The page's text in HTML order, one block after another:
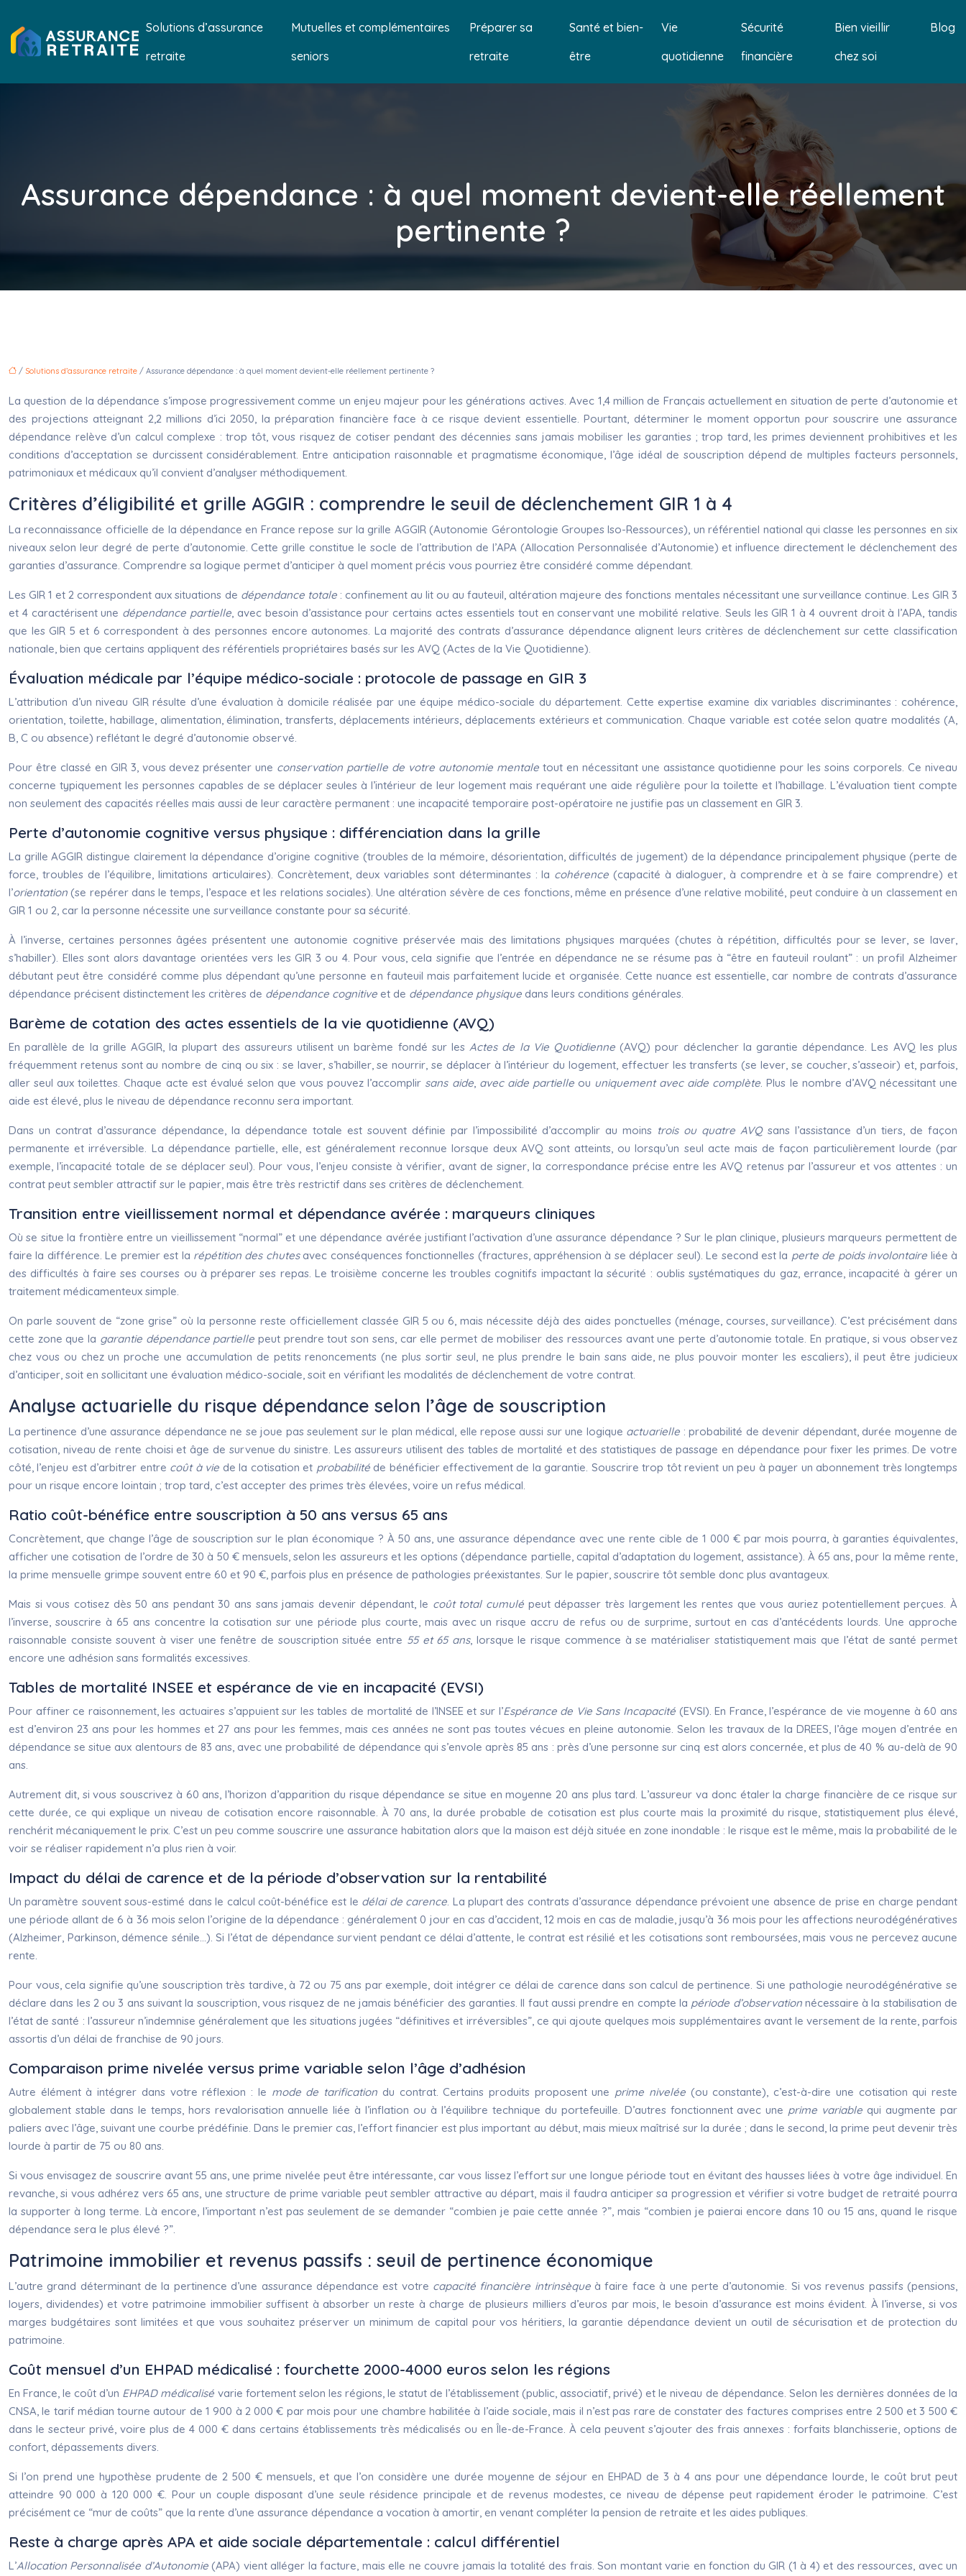
Solutions d’assurance
retraite
Mutuelles et complémentaires
seniors
Préparer sa
retraite
Santé et bien-
être
Vie
quotidienne
Sécurité
financière
Bien vieillir
chez soi
Blog
Assurance dépendance : à quel moment devient-elle réellement
pertinente ?
/ Solutions d’assurance retraite / Assurance dépendance : à quel moment devient-elle réellement pertinente ?
La question de la dépendance s’impose progressivement comme un enjeu majeur pour les générations actives. Avec 1,4 million de Français actuellement en situation de perte d’autonomie et
des projections atteignant 2,2 millions d’ici 2050, la préparation financière face à ce risque devient essentielle. Pourtant, déterminer le moment opportun pour souscrire une assurance
dépendance relève d’un calcul complexe : trop tôt, vous risquez de cotiser pendant des décennies sans jamais mobiliser les garanties ; trop tard, les primes deviennent prohibitives et les
conditions d’acceptation se durcissent considérablement. Entre anticipation raisonnable et pragmatisme économique, l’âge idéal de souscription dépend de multiples facteurs personnels,
patrimoniaux et médicaux qu’il convient d’analyser méthodiquement.
Critères d’éligibilité et grille AGGIR : comprendre le seuil de déclenchement GIR 1 à 4
La reconnaissance officielle de la dépendance en France repose sur la grille AGGIR (Autonomie Gérontologie Groupes Iso-Ressources), un référentiel national qui classe les personnes en six
niveaux selon leur degré de perte d’autonomie. Cette grille constitue le socle de l’attribution de l’APA (Allocation Personnalisée d’Autonomie) et influence directement le déclenchement des
garanties d’assurance. Comprendre sa logique permet d’anticiper à quel moment précis vous pourriez être considéré comme dépendant.
Les GIR 1 et 2 correspondent aux situations de dépendance totale: confinement au lit ou au fauteuil, altération majeure des fonctions mentales nécessitant une surveillance continue. Les GIR 3
et 4 caractérisent une dépendance partielle, avec besoin d’assistance pour certains actes essentiels tout en conservant une mobilité relative. Seuls les GIR 1 à 4 ouvrent droit à l’APA, tandis
que les GIR 5 et 6 correspondent à des personnes encore autonomes. La majorité des contrats d’assurance dépendance alignent leurs critères de déclenchement sur cette classification
nationale, bien que certains appliquent des référentiels propriétaires basés sur les AVQ (Actes de la Vie Quotidienne).
Évaluation médicale par l’équipe médico-sociale : protocole de passage en GIR 3
L’attribution d’un niveau GIR résulte d’une évaluation à domicile réalisée par une équipe médico-sociale du département. Cette expertise examine dix variables discriminantes : cohérence,
orientation, toilette, habillage, alimentation, élimination, transferts, déplacements intérieurs, déplacements extérieurs et communication. Chaque variable est cotée selon quatre modalités (A,
B, C ou absence) reflétant le degré d’autonomie observé.
Pour être classé en GIR 3, vous devez présenter une conservation partielle de votre autonomie mentaletout en nécessitant une assistance quotidienne pour les soins corporels. Ce niveau
concerne typiquement les personnes capables de se déplacer seules à l’intérieur de leur logement mais requérant une aide régulière pour la toilette et l’habillage. L’évaluation tient compte
non seulement des capacités réelles mais aussi de leur caractère permanent : une incapacité temporaire post-opératoire ne justifie pas un classement en GIR 3.
Perte d’autonomie cognitive versus physique : différenciation dans la grille
La grille AGGIR distingue clairement la dépendance d’origine cognitive (troubles de la mémoire, désorientation, difficultés de jugement) de la dépendance principalement physique (perte de
force, troubles de l’équilibre, limitations articulaires). Concrètement, deux variables sont déterminantes : la cohérence (capacité à dialoguer, à comprendre et à se faire comprendre) et
l’orientation (se repérer dans le temps, l’espace et les relations sociales). Une altération sévère de ces fonctions, même en présence d’une relative mobilité, peut conduire à un classement en
GIR 1 ou 2, car la personne nécessite une surveillance constante pour sa sécurité.
À l’inverse, certaines personnes âgées présentent une autonomie cognitive préservée mais des limitations physiques marquées (chutes à répétition, difficultés pour se lever, se laver,
s’habiller). Elles sont alors davantage orientées vers les GIR 3 ou 4. Pour vous, cela signifie que l’entrée en dépendance ne se résume pas à “être en fauteuil roulant” : un profil Alzheimer
débutant peut être considéré comme plus dépendant qu’une personne en fauteuil mais parfaitement lucide et organisée. Cette nuance est essentielle, car nombre de contrats d’assurance
dépendance précisent distinctement les critères de dépendance cognitive et de dépendance physique dans leurs conditions générales.
Barème de cotation des actes essentiels de la vie quotidienne (AVQ)
En parallèle de la grille AGGIR, la plupart des assureurs utilisent un barème fondé sur lesActes de la Vie Quotidienne (AVQ) pour déclencher la garantie dépendance. Les AVQ les plus
fréquemment retenus sont au nombre de cinq ou six : se laver, s’habiller, se nourrir, se déplacer à l’intérieur du logement, effectuer les transferts (se lever, se coucher, s’asseoir) et, parfois,
aller seul aux toilettes. Chaque acte est évalué selon que vous pouvez l’accomplir sans aide, avec aide partielleou uniquement avec aide complète. Plus le nombre d’AVQ nécessitant une
aide est élevé, plus le niveau de dépendance reconnu sera important.
Dans un contrat d’assurance dépendance, la dépendance totale est souvent définie par l’impossibilité d’accomplir au moins trois ou quatre AVQsans l’assistance d’un tiers, de façon
permanente et irréversible. La dépendance partielle, elle, est généralement reconnue lorsque deux AVQ sont atteints, ou lorsqu’un seul acte mais de façon particulièrement lourde (par
exemple, l’incapacité totale de se déplacer seul). Pour vous, l’enjeu consiste à vérifier, avant de signer, la correspondance précise entre les AVQ retenus par l’assureur et vos attentes : un
contrat peut sembler attractif sur le papier, mais être très restrictif dans ses critères de déclenchement.
Transition entre vieillissement normal et dépendance avérée : marqueurs cliniques
Où se situe la frontière entre un vieillissement “normal” et une dépendance avérée justifiant l’activation d’une assurance dépendance ? Sur le plan clinique, plusieurs marqueurs permettent de
faire la différence. Le premier est la répétition des chutesavec conséquences fonctionnelles (fractures, appréhension à se déplacer seul). Le second est la perte de poids involontaire liée à
des difficultés à faire ses courses ou à préparer ses repas. Le troisième concerne les troubles cognitifs impactant la sécurité : oublis systématiques du gaz, errance, incapacité à gérer un
traitement médicamenteux simple.
On parle souvent de “zone grise” où la personne reste officiellement classée GIR 5 ou 6, mais nécessite déjà des aides ponctuelles (ménage, courses, surveillance). C’est précisément dans
cette zone que la garantie dépendance partielle peut prendre tout son sens, car elle permet de mobiliser des ressources avant une perte d’autonomie totale. En pratique, si vous observez
chez vous ou chez un proche une accumulation de petits renoncements (ne plus sortir seul, ne plus prendre le bain sans aide, ne plus pouvoir monter les escaliers), il peut être judicieux
d’anticiper, soit en sollicitant une évaluation médico-sociale, soit en vérifiant les modalités de déclenchement de votre contrat.
Analyse actuarielle du risque dépendance selon l’âge de souscription
La pertinence d’une assurance dépendance ne se joue pas seulement sur le plan médical, elle repose aussi sur une logique actuarielle : probabilité de devenir dépendant, durée moyenne de
cotisation, niveau de rente choisi et âge de survenue du sinistre. Les assureurs utilisent des tables de mortalité et des statistiques de passage en dépendance pour fixer les primes. De votre
côté, l’enjeu est d’arbitrer entre coût à vie de la cotisation et probabilitéde bénéficier effectivement de la garantie. Souscrire trop tôt revient un peu à payer un abonnement très longtemps
pour un risque encore lointain ; trop tard, c’est accepter des primes très élevées, voire un refus médical.
Ratio coût-bénéfice entre souscription à 50 ans versus 65 ans
Concrètement, que change l’âge de souscription sur le plan économique ? À 50 ans, une assurance dépendance avec une rente cible de 1 000 € par mois pourra, à garanties équivalentes,
afficher une cotisation de l’ordre de 30 à 50 € mensuels, selon les assureurs et les options (dépendance partielle, capital d’adaptation du logement, assistance). À 65 ans, pour la même rente,
la prime mensuelle grimpe souvent entre 60 et 90 €, parfois plus en présence de pathologies préexistantes. Sur le papier, souscrire tôt semble donc plus avantageux.
Mais si vous cotisez dès 50 ans pendant 30 ans sans jamais devenir dépendant, le coût total cumulé peut dépasser très largement les rentes que vous auriez potentiellement perçues. À
l’inverse, souscrire à 65 ans concentre la cotisation sur une période plus courte, mais avec un risque accru de refus ou de surprime, surtout en cas d’antécédents lourds. Une approche
raisonnable consiste souvent à viser une fenêtre de souscription située entre 55 et 65 ans, lorsque le risque commence à se matérialiser statistiquement mais que l’état de santé permet
encore une adhésion sans formalités excessives.
Tables de mortalité INSEE et espérance de vie en incapacité (EVSI)
Pour affiner ce raisonnement, les actuaires s’appuient sur les tables de mortalité de l’INSEE et sur l’Espérance de Vie Sans Incapacité (EVSI). En France, l’espérance de vie moyenne à 60 ans
est d’environ 23 ans pour les hommes et 27 ans pour les femmes, mais ces années ne sont pas toutes vécues en pleine autonomie. Selon les travaux de la DREES, l’âge moyen d’entrée en
dépendance se situe aux alentours de 83 ans, avec une probabilité de dépendance qui s’envole après 85 ans : près d’une personne sur cinq est alors concernée, et plus de 40 % au-delà de 90
ans.
Autrement dit, si vous souscrivez à 60 ans, l’horizon d’apparition du risque dépendance se situe en moyenne 20 ans plus tard. L’assureur va donc étaler la charge financière de ce risque sur
cette durée, ce qui explique un niveau de cotisation encore raisonnable. À 70 ans, la durée probable de cotisation est plus courte mais la proximité du risque, statistiquement plus élevé,
renchérit mécaniquement le prix. C’est un peu comme souscrire une assurance habitation alors que la maison est déjà située en zone inondable : le risque est le même, mais la probabilité de le
voir se réaliser rapidement n’a plus rien à voir.
Impact du délai de carence et de la période d’observation sur la rentabilité
Un paramètre souvent sous-estimé dans le calcul coût-bénéfice est le délai de carence. La plupart des contrats d’assurance dépendance prévoient une absence de prise en charge pendant
une période allant de 6 à 36 mois selon l’origine de la dépendance : généralement 0 jour en cas d’accident, 12 mois en cas de maladie, jusqu’à 36 mois pour les affections neurodégénératives
(Alzheimer, Parkinson, démence sénile…). Si l’état de dépendance survient pendant ce délai d’attente, le contrat est résilié et les cotisations sont remboursées, mais vous ne percevez aucune
rente.
Pour vous, cela signifie qu’une souscription très tardive, à 72 ou 75 ans par exemple, doit intégrer ce délai de carence dans son calcul de pertinence. Si une pathologie neurodégénérative se
déclare dans les 2 ou 3 ans suivant la souscription, vous risquez de ne jamais bénéficier des garanties. Il faut aussi prendre en compte la période d’observationnécessaire à la stabilisation de
l’état de santé : l’assureur n’indemnise généralement que les situations jugées “définitives et irréversibles”, ce qui ajoute quelques mois supplémentaires avant le versement de la rente, parfois
assortis d’un délai de franchise de 90 jours.
Comparaison prime nivelée versus prime variable selon l’âge d’adhésion
Autre élément à intégrer dans votre réflexion : le mode de tarification du contrat. Certains produits proposent une prime nivelée(ou constante), c’est-à-dire une cotisation qui reste
globalement stable dans le temps, hors revalorisation annuelle liée à l’inflation ou à l’équilibre technique du portefeuille. D’autres fonctionnent avec une prime variable qui augmente par
paliers avec l’âge, suivant une courbe prédéfinie. Dans le premier cas, l’effort financier est plus important au début, mais mieux maîtrisé sur la durée ; dans le second, la prime peut devenir très
lourde à partir de 75 ou 80 ans.
Si vous envisagez de souscrire avant 55 ans, une prime nivelée peut être intéressante, car vous lissez l’effort sur une longue période tout en évitant des hausses liées à votre âge individuel. En
revanche, si vous adhérez vers 65 ans, une structure de prime variable peut sembler attractive au départ, mais il faudra anticiper sa progression et vérifier si votre budget de retraité pourra
la supporter à long terme. Là encore, l’important n’est pas seulement de se demander “combien je paie cette année ?”, mais “combien je paierai encore dans 10 ou 15 ans, quand le risque
dépendance sera le plus élevé ?”.
Patrimoine immobilier et revenus passifs : seuil de pertinence économique
L’autre grand déterminant de la pertinence d’une assurance dépendance est votre capacité financière intrinsèqueà faire face à une perte d’autonomie. Si vos revenus passifs (pensions,
loyers, dividendes) et votre patrimoine immobilier suffisent à absorber un reste à charge de plusieurs milliers d’euros par mois, le besoin d’assurance est moins évident. À l’inverse, si vos
marges budgétaires sont limitées et que vous souhaitez préserver un minimum de capital pour vos héritiers, la garantie dépendance devient un outil de sécurisation et de protection du
patrimoine.
Coût mensuel d’un EHPAD médicalisé : fourchette 2000-4000 euros selon les régions
En France, le coût d’un EHPAD médicalisé varie fortement selon les régions, le statut de l’établissement (public, associatif, privé) et le niveau de dépendance. Selon les dernières données de la
CNSA, le tarif médian tourne autour de 1 900 à 2 000 € par mois pour une chambre habilitée à l’aide sociale, mais il n’est pas rare de constater des factures comprises entre 2 500 et 3 500 €
dans le secteur privé, voire plus de 4 000 € dans certains établissements très médicalisés ou en Île-de-France. À cela peuvent s’ajouter des frais annexes : forfaits blanchisserie, options de
confort, dépassements divers.
Si l’on prend une hypothèse prudente de 2 500 € mensuels, et que l’on considère une durée moyenne de séjour en EHPAD de 3 à 4 ans pour une dépendance lourde, le coût brut peut
atteindre 90 000 à 120 000 €. Pour un couple disposant d’une seule résidence principale et de revenus modestes, ce niveau de dépense peut rapidement éroder le patrimoine. C’est
précisément ce “mur de coûts” que la rente d’une assurance dépendance a vocation à amortir, en venant compléter la pension de retraite et les aides publiques.
Reste à charge après APA et aide sociale départementale : calcul différentiel
L’Allocation Personnalisée d’Autonomie(APA) vient alléger la facture, mais elle ne couvre jamais la totalité des frais. Son montant varie en fonction du GIR (1 à 4) et des ressources, avec un